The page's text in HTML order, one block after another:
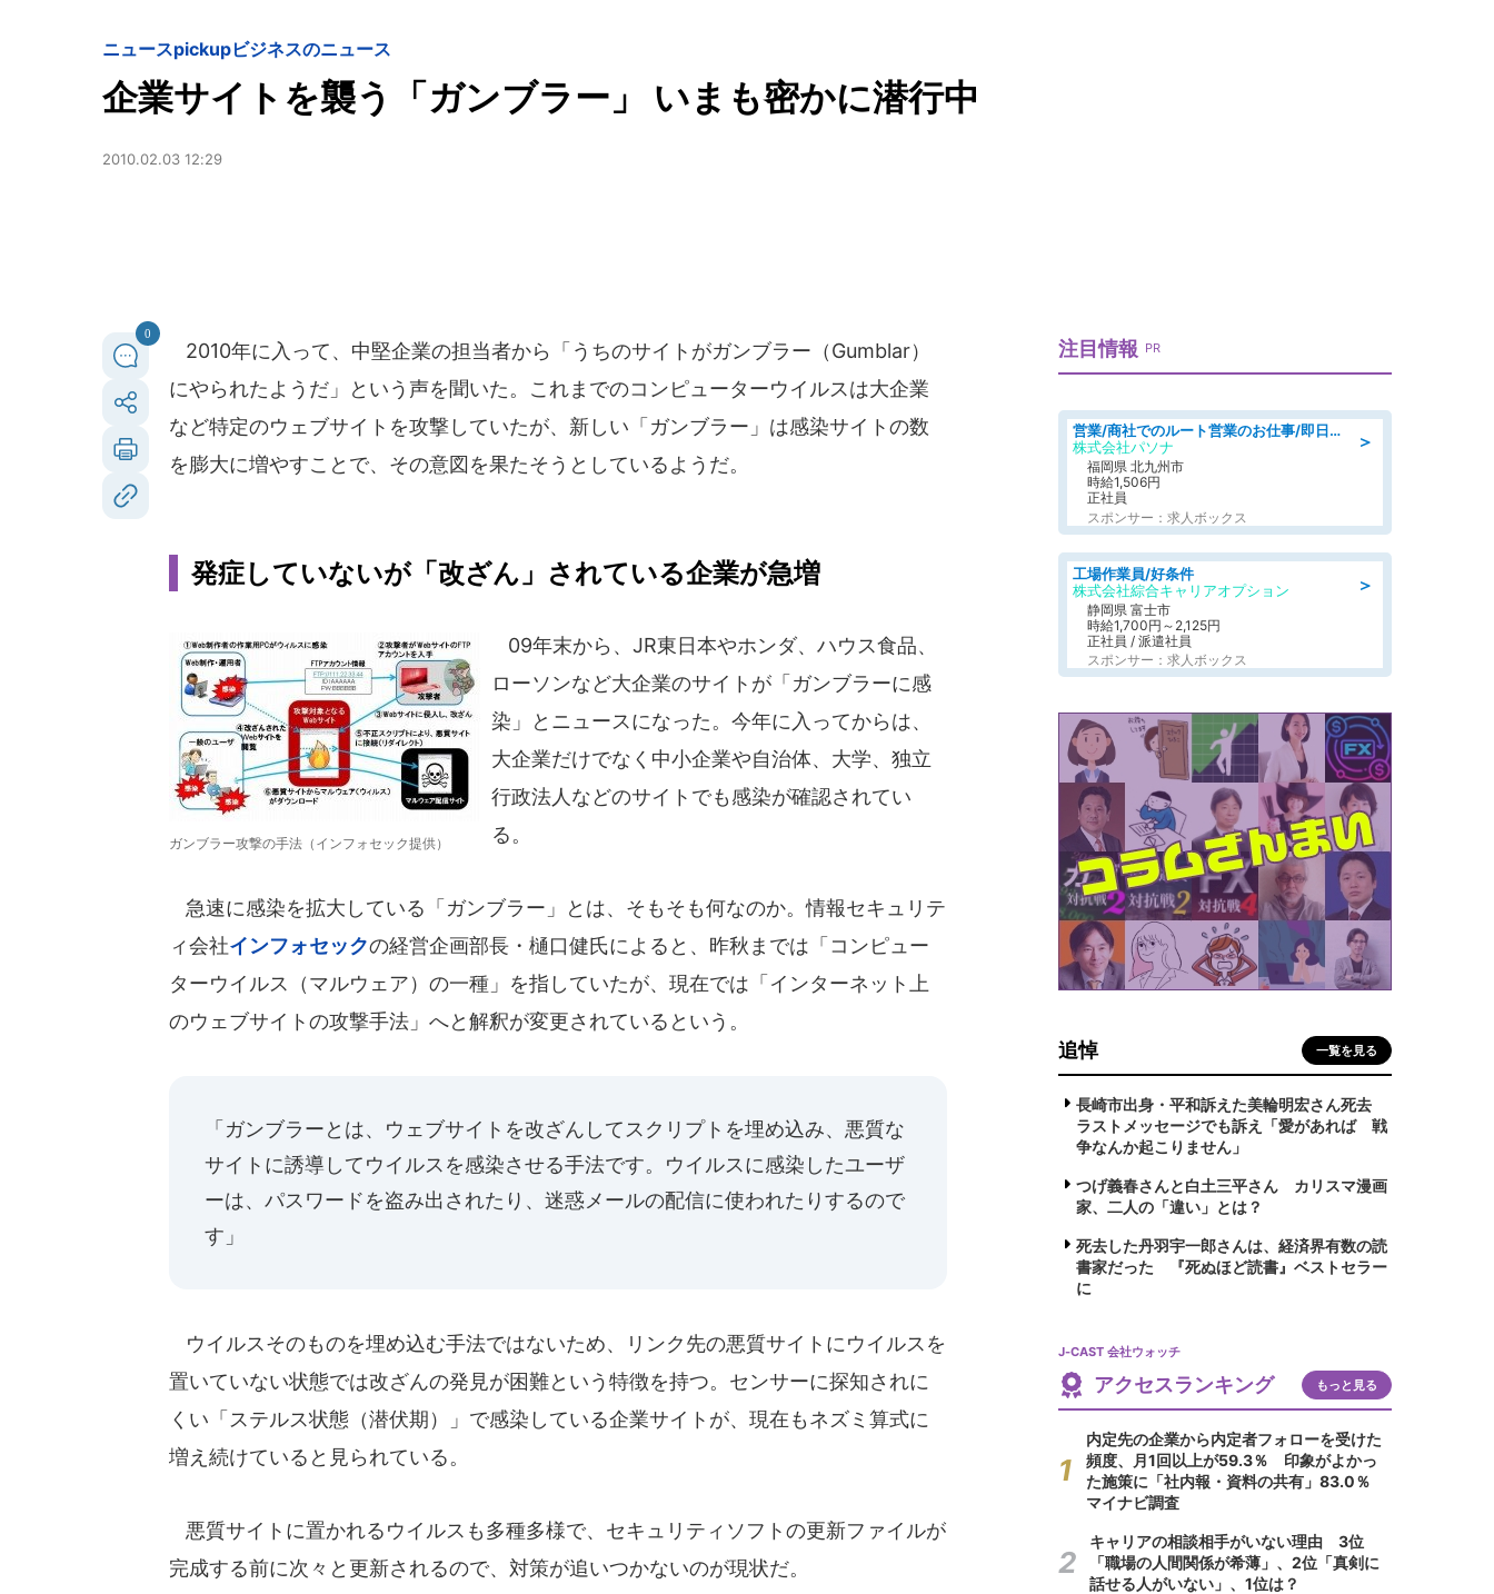
ニュースpickupビジネスのニュース
企業サイトを襲う「ガンブラー」 いまも密かに潜行中
2010.02.03 12:29
0
2010年に入って、中堅企業の担当者から「うちのサイトがガンブラー（Gumblar）
にやられたようだ」という声を聞いた。これまでのコンピューターウイルスは大企業
など特定のウェブサイトを攻撃していたが、新しい「ガンブラー」は感染サイトの数
を膨大に増やすことで、その意図を果たそうとしているようだ。
発症していないが「改ざん」されている企業が急増
ガンブラー攻撃の手法（インフォセック提供）
09年末から、JR東日本やホンダ、ハウス食品、
ローソンなど大企業のサイトが「ガンブラーに感
染」とニュースになった。今年に入ってからは、
大企業だけでなく中小企業や自治体、大学、独立
行政法人などのサイトでも感染が確認されてい
る。
急速に感染を拡大している「ガンブラー」とは、そもそも何なのか。情報セキュリテ
ィ会社インフォセックの経営企画部長・樋口健氏によると、昨秋までは「コンピュー
ターウイルス（マルウェア）の一種」を指していたが、現在では「インターネット上
のウェブサイトの攻撃手法」へと解釈が変更されているという。
「ガンブラーとは、ウェブサイトを改ざんしてスクリプトを埋め込み、悪質な
サイトに誘導してウイルスを感染させる手法です。ウイルスに感染したユーザ
ーは、パスワードを盗み出されたり、迷惑メールの配信に使われたりするので
す」
ウイルスそのものを埋め込む手法ではないため、リンク先の悪質サイトにウイルスを
置いていない状態では改ざんの発見が困難という特徴を持つ。センサーに探知されに
くい「ステルス状態（潜伏期）」で感染している企業サイトが、現在もネズミ算式に
増え続けていると見られている。
悪質サイトに置かれるウイルスも多種多様で、セキュリティソフトの更新ファイルが
完成する前に次々と更新されるので、対策が追いつかないのが現状だ。
注目情報 PR
＞
営業/商社でのルート営業のお仕事/即日勤務可/車通勤可/営業
株式会社パソナ
福岡県 北九州市
時給1,506円
正社員
スポンサー：求人ボックス
＞
工場作業員/好条件
株式会社綜合キャリアオプション
静岡県 富士市
時給1,700円～2,125円
正社員 / 派遣社員
スポンサー：求人ボックス
追悼 一覧を見る
長崎市出身・平和訴えた美輪明宏さん死去
ラストメッセージでも訴え「愛があれば 戦
争なんか起こりません」
つげ義春さんと白土三平さん カリスマ漫画
家、二人の「違い」とは？
死去した丹羽宇一郎さんは、経済界有数の読
書家だった 『死ぬほど読書』ベストセラー
に
J-CAST 会社ウォッチ
アクセスランキング もっと見る
内定先の企業から内定者フォローを受けた
頻度、月1回以上が59.3％ 印象がよかっ
た施策に「社内報・資料の共有」83.0％
マイナビ調査
キャリアの相談相手がいない理由 3位
「職場の人間関係が希薄」、2位「真剣に
話せる人がいない」、1位は？